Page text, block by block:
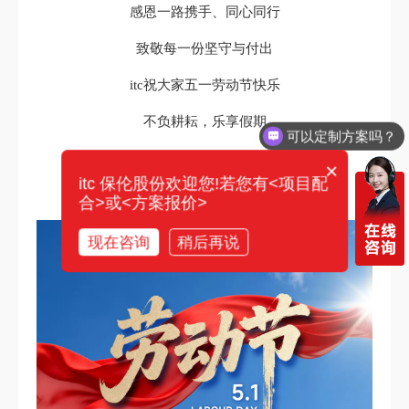
感恩一路携手、同心同行
致敬每一份坚守与付出
itc祝大家五一劳动节快乐
不负耕耘，乐享假期
可以定制方案吗？
×
itc 保伦股份欢迎您!若您有<项目配
合>或<方案报价>
现在咨询 稍后再说